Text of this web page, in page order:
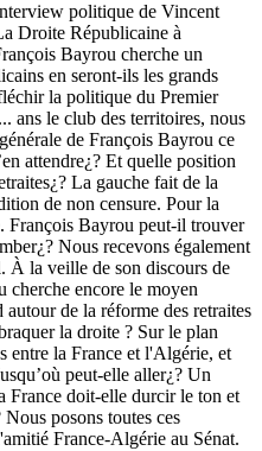
politique de Vincent
Droite Républicaine à
Bayrou cherche un
en seront-ils les grands
la politique du Premier
... ans le club des territoires, nous
de François Bayrou ce
attendre¿? Et quelle position
La gauche fait de la
de non censure. Pour la
François Bayrou peut-il trouver
Nous recevons également
À la veille de son discours de
cherche encore le moyen
autour de la réforme des retraites
la droite ? Sur le plan
entre la France et l'Algérie, et
peut-elle aller¿? Un
France doit-elle durcir le ton et
posons toutes ces
France-Algérie au Sénat.